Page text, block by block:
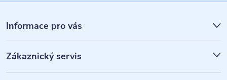
á
p
a
Informace pro vás
Zákaznický servis